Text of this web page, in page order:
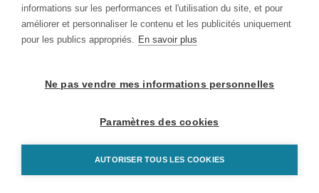
informations sur les performances et l'utilisation du site, et pour
améliorer et personnaliser le contenu et les publicités uniquement
pour les publics appropriés. En savoir plus
Ne pas vendre mes informations personnelles
Paramètres des cookies
AUTORISER TOUS LES COOKIES